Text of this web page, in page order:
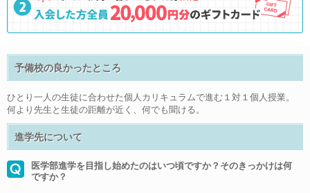
予備校の良かったところ
ひとり一人の生徒に合わせた個人カリキュラムで進む１対１個人授業。
何より先生と生徒の距離が近く、何でも聞ける。
進学先について
医学部進学を目指し始めたのはいつ頃ですか？そのきっかけは何
ですか？